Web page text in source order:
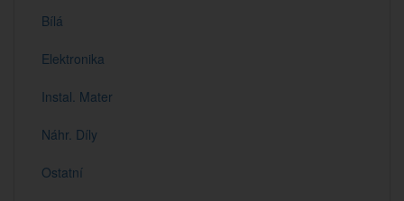
Bílá
Elektronika
Instal. Mater
Náhr. Díly
Ostatní